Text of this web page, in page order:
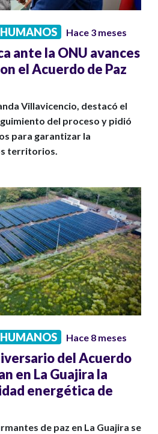
HUMANOS Hace 3 meses
ante la ONU avances
el Acuerdo de Paz
Villavicencio, destacó el
del proceso y pidió
para garantizar la
territorios.
HUMANOS Hace 8 meses
del Acuerdo
en La Guajira la
energética de
de paz en La Guajira se